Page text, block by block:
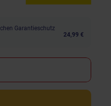
Garantieschutz
24,99 €